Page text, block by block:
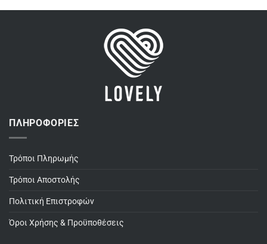
ΠΛΗΡΟΦΟΡΊΕΣ
Τρόποι Πληρωμής
Τρόποι Αποστολής
Πολιτική Επιστροφών
Όροι Χρήσης & Προϋποθέσεις